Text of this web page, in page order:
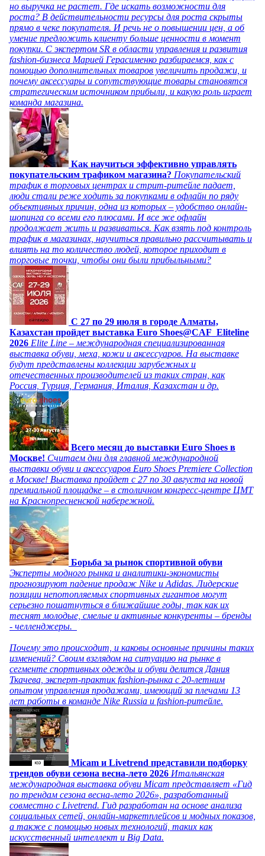
но выручка не растет. Где искать возможности для
роста? В действительности ресурсы для роста скрыты
прямо в чеке покупателя. И речь не о повышении цен, а об
умение предложить клиенту больше ценности в момент
покупки. С экспертом SR в области управления и развития
fashion-бизнеса Марией Герасименко разбираемся, как с
помощью дополнительных товаров увеличить продажи, и
почему аксессуары и сопутствующие товары становятся
стратегическим источником прибыли, и какую роль играет
команда магазина.
Как научиться эффективно управлять
покупательским трафиком магазина? Покупательский
трафик в торговых центрах и стрит-ритейле падает,
люди стали реже ходить за покупками в офлайн по ряду
объективных причин, одна из которых – удобство онлайн-
шопинга со всеми его плюсами. И все же офлайн
продолжает жить и развиваться. Как взять под контроль
трафик в магазинах, научиться правильно рассчитывать и
влиять на то количество людей, которое приходит в
торговые точки, чтобы они были прибыльными?
C 27 по 29 июля в городе Алматы,
Казахстан пройдет выставка Euro Shoes@CAF_Eliteline
2026 Elite Line – международная специализированная
выставка обуви, меха, кожи и аксессуаров. На выставке
будут представлены коллекции зарубежных и
отечественных производителей из таких стран, как
Россия, Турция, Германия, Италия, Казахстан и др.
Всего месяц до выставки Euro Shoes в
Москве! Считаем дни для главной международной
выставки обуви и аксессуаров Euro Shoes Premiere Collection
в Москве! Выставка пройдет с 27 по 30 августа на новой
премиальной площадке – в столичном конгресс-центре ЦМТ
на Краснопресненской набережной.
Борьба за рынок спортивной обуви
Эксперты модного рынка и аналитики-экономисты
прогнозируют падение продаж Nike и Adidas. Лидерские
позиции непотопляемых спортивных гигантов могут
серьезно пошатнуться в ближайшие годы, так как их
теснят молодые, смелые и активные конкуренты – бренды
- челленджеры.
Почему это происходит, и каковы основные причины таких
изменений? Своим взглядом на ситуацию на рынке в
сегменте спортивных одежды и обуви делится Дания
Ткачева, эксперт-практик fashion-рынка с 20-летним
опытом управления продажами, имеющий за плечами 13
лет работы в команде Nike Russia и fashion-ритейле.
Micam и Livetrend представили подборку
трендов обуви сезона весна-лето 2026 Итальянская
международная выставка обуви Micam представляет «Гид
по трендам сезона весна-лето 2026», разработанный
совместно с Livetrend. Гид разработан на основе анализа
социальных сетей, онлайн-маркетплейсов и модных показов,
а также с помощью новых технологий, таких как
искусственный интеллект и Big Data.